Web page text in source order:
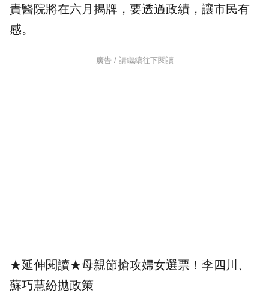
責醫院將在六月揭牌，要透過政績，讓市民有
感。
廣告 / 請繼續往下閱讀
★延伸閱讀★母親節搶攻婦女選票！李四川、
蘇巧慧紛拋政策